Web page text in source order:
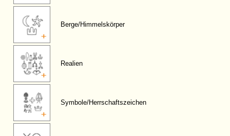
Berge/Himmelskörper
Realien
Symbole/Herrschaftszeichen